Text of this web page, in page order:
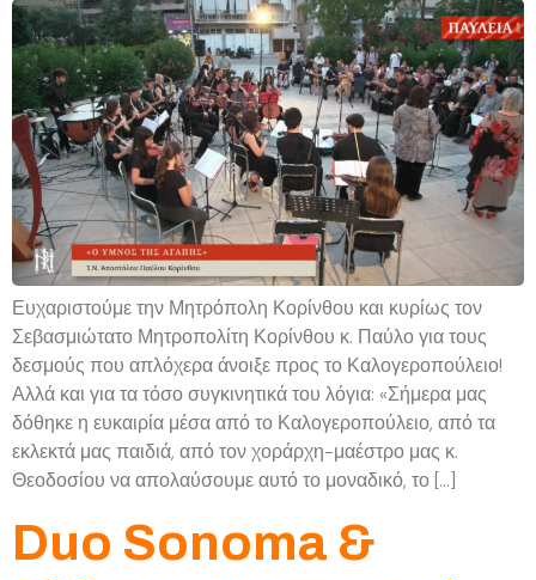
Ευχαριστούμε την Μητρόπολη Κορίνθου και κυρίως τον
Σεβασμιώτατο Μητροπολίτη Κορίνθου κ. Παύλο για τους
δεσμούς που απλόχερα άνοιξε προς το Καλογεροπούλειο!
Αλλά και για τα τόσο συγκινητικά του λόγια: «Σήμερα μας
δόθηκε η ευκαιρία μέσα από το Καλογεροπούλειο, από τα
εκλεκτά μας παιδιά, από τον χοράρχη-μαέστρο μας κ.
Θεοδοσίου να απολαύσουμε αυτό το μοναδικό, το […]
Duo Sonoma &